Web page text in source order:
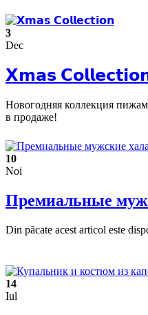
3
Dec
𝗫𝗺𝗮𝘀
Новогодняя коллекция
в продаже!
10
Noi
Премиальные
Din păcate acest articol este
14
Iul